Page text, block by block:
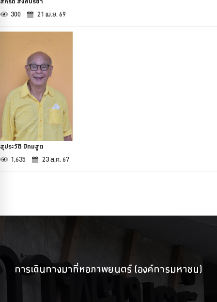
300 21 เม.ย. 69
สุประวัติ ปัทมสูต
1,635 23 ส.ค. 67
การเดินทางมาที่หอภาพยนตร์ (องค์การมหาชน)